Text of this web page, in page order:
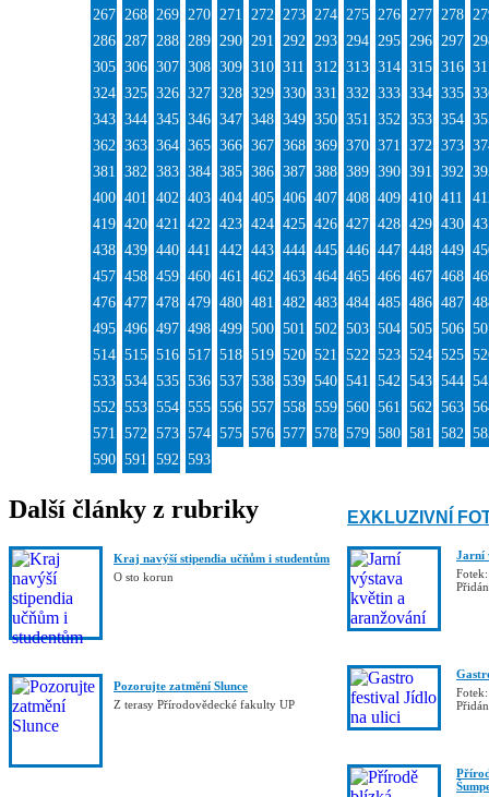
267 268 269 270 271 272 273 274 275 276 277 278
286 287 288 289 290 291 292 293 294 295 296 297
305 306 307 308 309 310 311 312 313 314 315 316
324 325 326 327 328 329 330 331 332 333 334 335
343 344 345 346 347 348 349 350 351 352 353 354
362 363 364 365 366 367 368 369 370 371 372 373
381 382 383 384 385 386 387 388 389 390 391 392
400 401 402 403 404 405 406 407 408 409 410 411
419 420 421 422 423 424 425 426 427 428 429 430
438 439 440 441 442 443 444 445 446 447 448 449
457 458 459 460 461 462 463 464 465 466 467 468
476 477 478 479 480 481 482 483 484 485 486 487
495 496 497 498 499 500 501 502 503 504 505 506
514 515 516 517 518 519 520 521 522 523 524 525
533 534 535 536 537 538 539 540 541 542 543 544
552 553 554 555 556 557 558 559 560 561 562 563
571 572 573 574 575 576 577 578 579 580 581 582
590 591 592 593
Další články z rubriky
Kraj navýší stipendia učňům i studentům
O sto korun
Pozorujte zatmění Slunce
Z terasy Přírodovědecké fakulty UP
EXKLUZIVNÍ
Jarní